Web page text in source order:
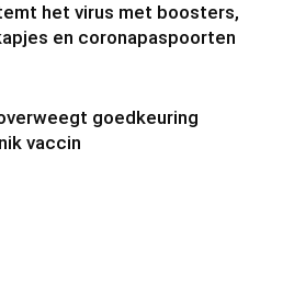
het virus met boosters,
en coronapaspoorten
goedkeuring
vaccin